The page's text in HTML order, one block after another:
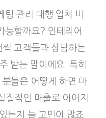
관리 대행 업체 비
능할까요? 인테리어
고객들과 상담하는
받는 말이에요. 특히
들은 어떻게 하면 마
질적인 매출로 이어지
는지 늘 고민이 많죠.